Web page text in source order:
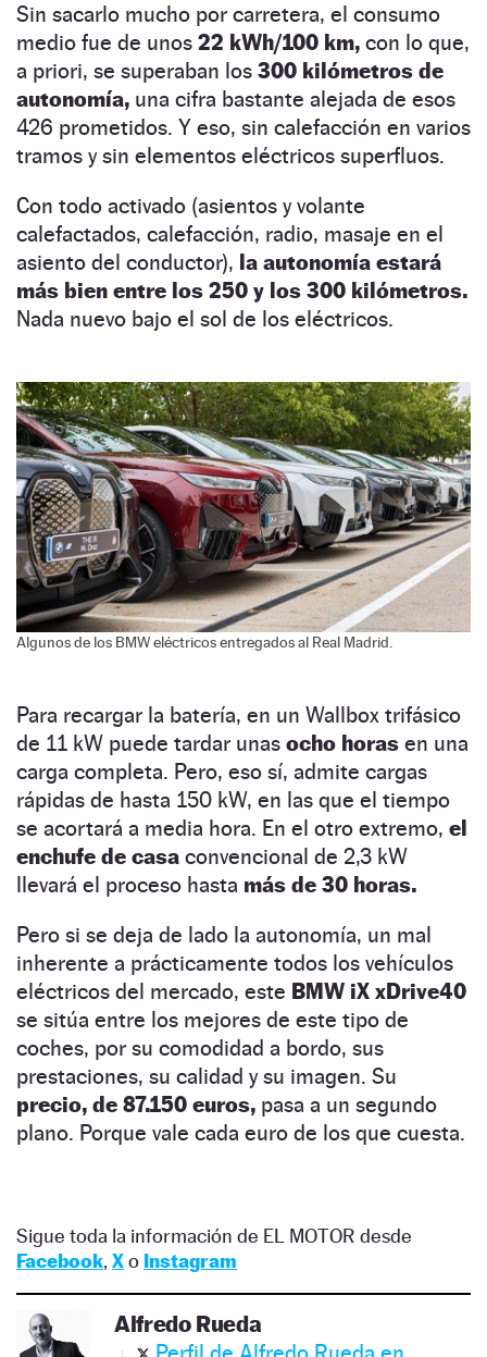
Sin sacarlo mucho por carretera, el consumo
medio fue de unos 22 kWh/100 km, con lo que,
a priori, se superaban los 300 kilómetros de
autonomía, una cifra bastante alejada de esos
426 prometidos. Y eso, sin calefacción en varios
tramos y sin elementos eléctricos superfluos.
Con todo activado (asientos y volante
calefactados, calefacción, radio, masaje en el
asiento del conductor), la autonomía estará
más bien entre los 250 y los 300 kilómetros.
Nada nuevo bajo el sol de los eléctricos.
Algunos de los BMW eléctricos entregados al Real Madrid.
Para recargar la batería, en un Wallbox trifásico
de 11 kW puede tardar unas ocho horas en una
carga completa. Pero, eso sí, admite cargas
rápidas de hasta 150 kW, en las que el tiempo
se acortará a media hora. En el otro extremo, el
enchufe de casa convencional de 2,3 kW
llevará el proceso hasta más de 30 horas.
Pero si se deja de lado la autonomía, un mal
inherente a prácticamente todos los vehículos
eléctricos del mercado, este BMW iX xDrive40
se sitúa entre los mejores de este tipo de
coches, por su comodidad a bordo, sus
prestaciones, su calidad y su imagen. Su
precio, de 87.150 euros, pasa a un segundo
plano. Porque vale cada euro de los que cuesta.
Sigue toda la información de EL MOTOR desde
Facebook, Xo Instagram
Alfredo Rueda